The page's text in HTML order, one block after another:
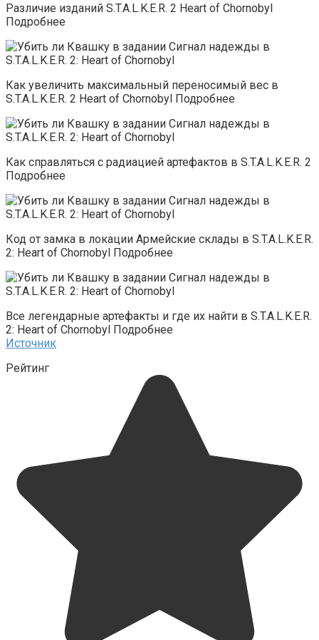
Различие изданий S.T.A.L.K.E.R. 2 Heart of Chornobyl
Подробнее
Как увеличить максимальный переносимый вес в
S.T.A.L.K.E.R. 2 Heart of Chornobyl Подробнее
Как справляться с радиацией артефактов в S.T.A.L.K.E.R. 2
Подробнее
Код от замка в локации Армейские склады в S.T.A.L.K.E.R.
2: Heart of Chornobyl Подробнее
Все легендарные артефакты и где их найти в S.T.A.L.K.E.R.
2: Heart of Chornobyl Подробнее
Источник
Рейтинг